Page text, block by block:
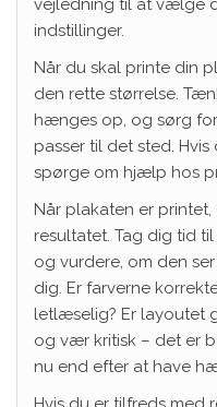
vejledning til at vælge
indstillinger.
Når du skal printe din
den rette størrelse.
hænges op, og sørg
passer til det sted.
spørge om hjælp hos
Når plakaten er
resultatet. Tag dig tid
og vurdere, om den
dig. Er farverne
letlæselig? Er layoutet
og vær kritisk – det er
nu end efter at have